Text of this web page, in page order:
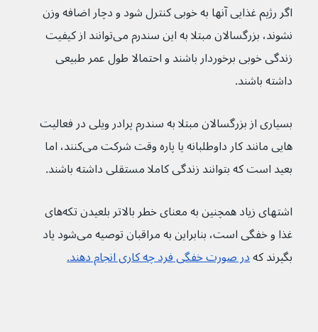
اگر رژیم غذایی آنها به خوبی کنترل شود و دچار اضافه وزن
نشوند، بزرگسالان مبتلا به این سندرم می‌توانند از کیفیت
زندگی خوبی برخوردار باشند و احتمالا طول عمر طبیعی
داشته باشند.
بسیاری از بزرگسالان مبتلا به سندرم پرادر ویلی در فعالیت
هایی مانند کار داوطلبانه یا پاره وقت شرکت می‌کنند، اما
بعید است که بتوانند زندگی کاملا مستقلی داشته باشند.
اشتهای زیاد همچنین به معنای خطر بالاتر بلعیدن تکه‌های
غذا و خفگی است، بنابراین به مراقبان توصیه می‌شود یاد
بگیرند که در صورت خفگی فرد چه کاری انجام دهند.